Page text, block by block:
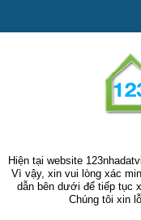
Hiện tại website
Vì vậy, xin vui lòng xác
dẫn bên dưới để tiếp tục
Chúng tôi xin